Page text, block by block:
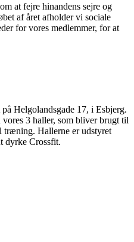
at fejre hinandens sejre og
af året afholder vi sociale
for vores medlemmer, for at
Helgolandsgade 17, i Esbjerg.
3 haller, som bliver brugt til
Hallerne er udstyret
dyrke Crossfit.